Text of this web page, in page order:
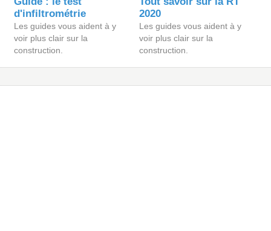
d'infiltrométrie
Les guides vous aident à y
voir plus clair sur la
construction.
2020
Les guides vous aident à y
voir plus clair sur la
construction.